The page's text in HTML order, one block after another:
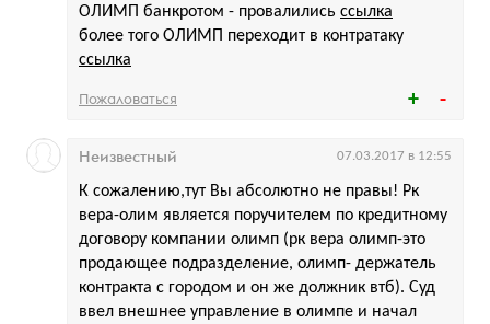
ОЛИМП банкротом - провалились ссылка
более того ОЛИМП переходит в контратаку
ссылка
Пожаловаться
К сожалению,тут Вы абсолютно не правы! Рк
вера-олим является поручителем по кредитному
договору компании олимп (рк вера олимп-это
продающее подразделение, олимп- держатель
контракта с городом и он же должник втб). Суд
ввел внешнее управление в олимпе и начал
Неизвестный 07.03.2017 в 12:55